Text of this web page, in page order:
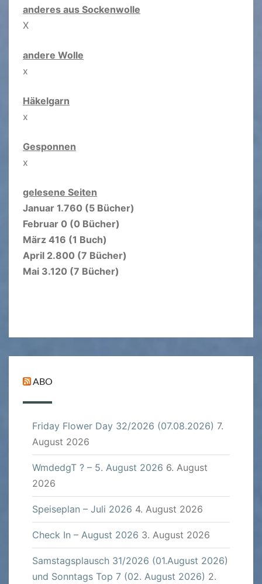
anderes aus Sockenwolle
X
andere Wolle
x
Häkelgarn
x
Gesponnen
x
gelesene Seiten
Januar 1.760 (5 Bücher)
Februar 0 (0 Bücher)
März 416 (1 Buch)
April 2.800 (7 Bücher)
Mai 3.120 (7 Bücher)
ABO
Friday Flower Day 32/2026 (07.08.2026) 7.
August 2026
WmdedgT ? – 5. August 2026 6. August
2026
Speiseplan – Juli 2026 4. August 2026
Check In – August 2026 3. August 2026
Samstagsplausch 31/2026 (01.August 2026)
und Sonntags Top 7 (02. August 2026) 2.